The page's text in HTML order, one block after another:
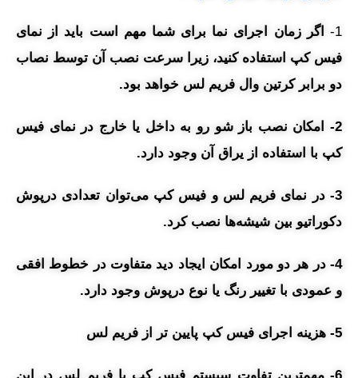
1-
اگر زمان اجرای نما برای شما مهم است باید از نمای
فیس کپ استفاده کنید، زیرا سرعت نصب آن توسط نصاب
دو برابر کرتین وال فریم لس خواهد بود.
2- امکان نصب باز شو رو به داخل یا خارج در نمای فیس
کپ با استفاده از یراق آن وجود دارد.
3- در نمای فریم لس و فیس کپ می‌توان تعدادی درپوش
دکوراتیو بین شیشه‌ها نصب کرد.
4- در هر دو مورد امکان ایجاد دید متفاوت در خطوط افقی
و عمودی با تغییر رنگ یا نوع درپوش وجود دارد.
5- هزینه اجرای فیس کپ پایین تر از فریم لس